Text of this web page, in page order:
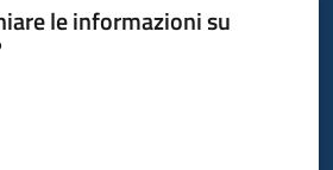
le informazioni su